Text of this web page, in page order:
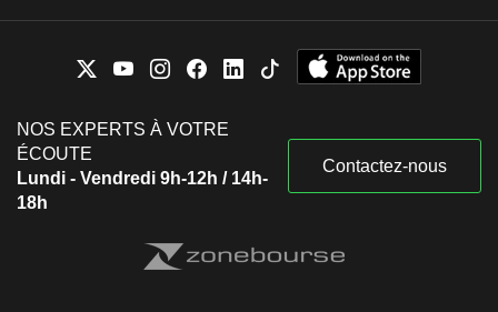
NOS EXPERTS À VOTRE
ÉCOUTE
Lundi - Vendredi 9h-12h / 14h-
18h
Contactez-nous